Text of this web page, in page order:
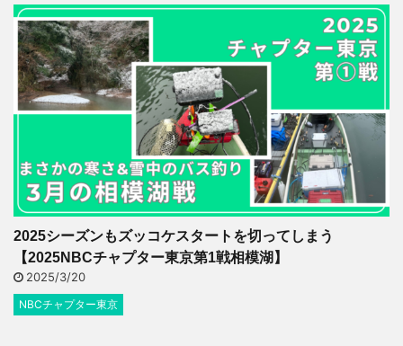
2025シーズンもズッコケスタートを切ってしまう
【2025NBCチャプター東京第1戦相模湖】
2025/3/20
NBCチャプター東京